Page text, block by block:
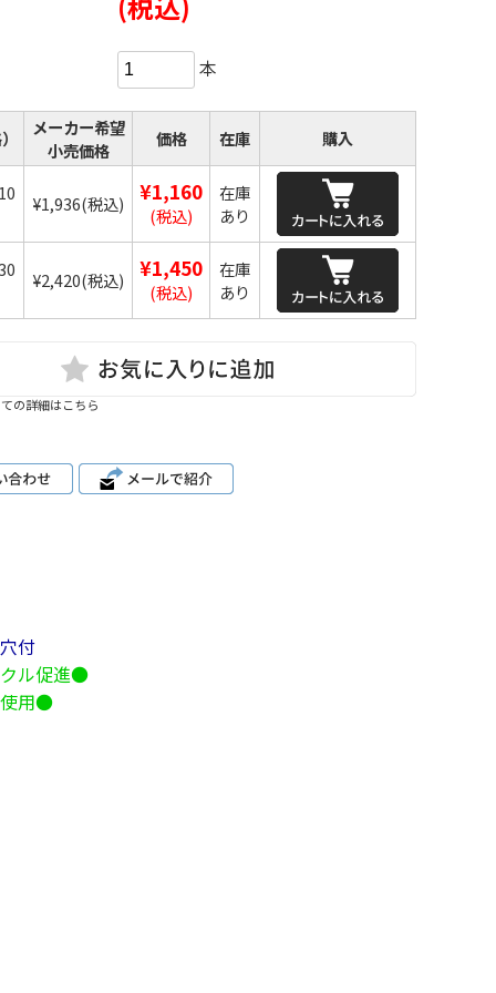
本
メーカー希望
小売価格
価格 在庫 購入
¥1,936(税込) ¥1,160
(税込)
在庫
あり
¥2,420(税込) ¥1,450
(税込)
在庫
あり
の詳細はこちら
付
ル促進●
用●